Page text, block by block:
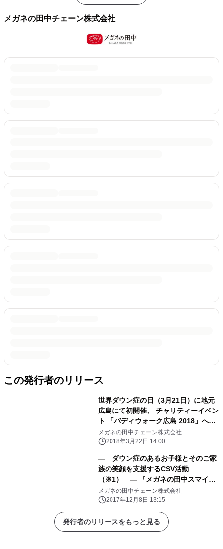
メガネの田中チェーン株式会社
この発行者のリリース
世界ダウン症の日（3月21日）に地元
広島にて初開催、 チャリティーイベン
ト 「バディウォーク広島 2018」へ参
加！
メガネの田中チェーン株式会社
2018年3月22日 14:00
― ダウン症のあるお子様とそのご家
族の笑顔を支援するCSV活動
（※1） ― 『メガネの田中スマイ
ル・アクト』 プロジェクトを実施
メガネの田中チェーン株式会社
2017年12月8日 13:15
発行者のリリースをもっと見る